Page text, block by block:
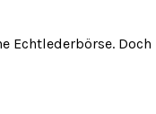
Echtlederbörse.